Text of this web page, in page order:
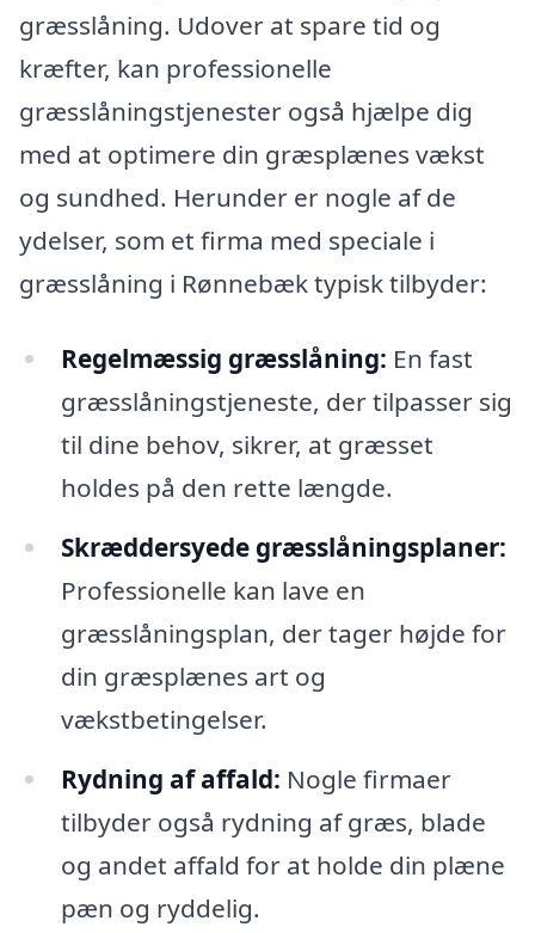
græsslåning. Udover at spare tid og
kræfter, kan professionelle
græsslåningstjenester også hjælpe dig
med at optimere din græsplænes vækst
og sundhed. Herunder er nogle af de
ydelser, som et firma med speciale i
græsslåning i Rønnebæk typisk tilbyder:
Regelmæssig græsslåning: En fast
græsslåningstjeneste, der tilpasser sig
til dine behov, sikrer, at græsset
holdes på den rette længde.
Skræddersyede græsslåningsplaner:
Professionelle kan lave en
græsslåningsplan, der tager højde for
din græsplænes art og
vækstbetingelser.
Rydning af affald: Nogle firmaer
tilbyder også rydning af græs, blade
og andet affald for at holde din plæne
pæn og ryddelig.